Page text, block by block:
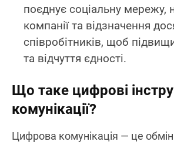
поєднує соціальну мережу,
компанії та відзначення
співробітників, щоб
та відчуття єдності.
Що таке цифрові
комунікації?
Цифрова комунікація — це